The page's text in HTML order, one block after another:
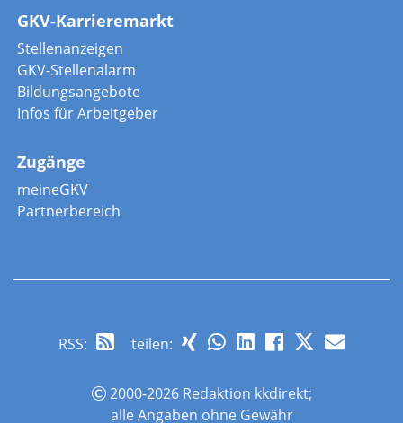
GKV-Karrieremarkt
Stellenanzeigen
GKV-Stellenalarm
Bildungsangebote
Infos für Arbeitgeber
Zugänge
meineGKV
Partnerbereich
RSS: teilen:
2000-2026 Redaktion kkdirekt;
alle Angaben ohne Gewähr